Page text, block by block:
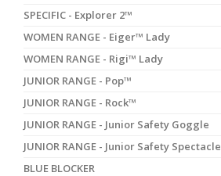
SPECIFIC - Explorer 2™
WOMEN RANGE - Eiger™ Lady
WOMEN RANGE - Rigi™ Lady
JUNIOR RANGE - Pop™
JUNIOR RANGE - Rock™
JUNIOR RANGE - Junior Safety Goggle
JUNIOR RANGE - Junior Safety Spectacle
BLUE BLOCKER